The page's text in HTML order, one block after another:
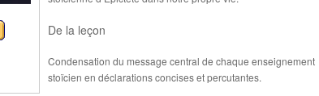
De la leçon
Condensation du message central de chaque enseignement
stoïcien en déclarations concises et percutantes.